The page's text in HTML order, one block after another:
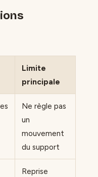
Limite
principale
Ne règle pas
un
mouvement
du support
Reprise